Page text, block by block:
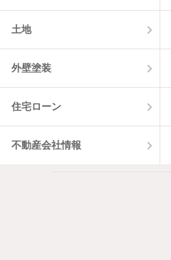
土地
外壁塗装
住宅ローン
不動産会社情報